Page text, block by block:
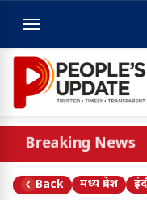
Breaking News
Back मध्य प्रदेश